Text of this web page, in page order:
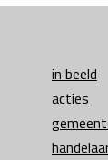
in beeld
acties